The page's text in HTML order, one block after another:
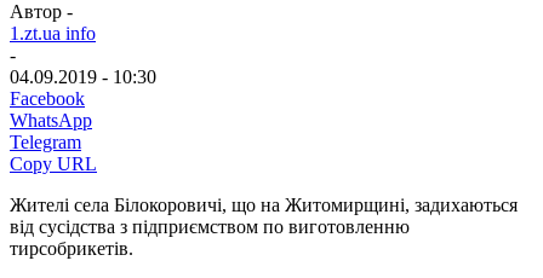
Автор -
1.zt.ua info
-
04.09.2019 - 10:30
Facebook
WhatsApp
Telegram
Copy URL
Жителі села Білокоровичі, що на Житомирщині, задихаються
від сусідства з підприємством по виготовленню
тирсобрикетів.